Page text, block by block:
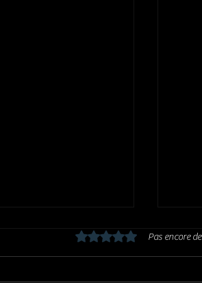
Noté 0 étoile sur 5.Pas encore